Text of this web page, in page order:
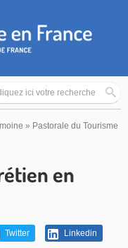
» Pastorale du Tourisme
en
Twitter Linkedin